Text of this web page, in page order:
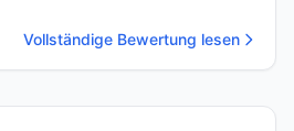
Vollständige Bewertung lesen